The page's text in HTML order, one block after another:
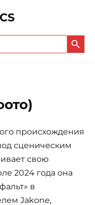
Search Button
происхождения
сценическим
свою
2024 года она
в
Jakone,